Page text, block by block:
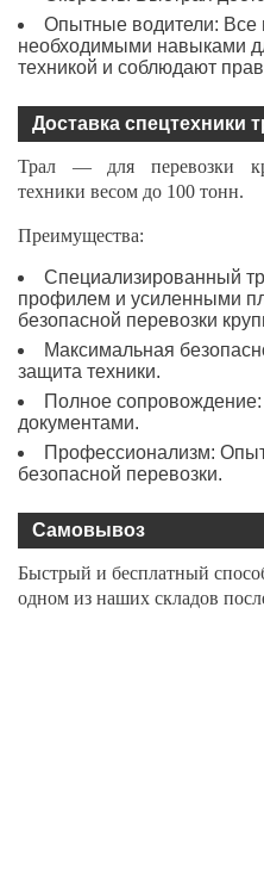
Опытные водители: Все
необходимыми навыками
техникой и соблюдают
Доставка спецтехники
Трал — для перевозки
техники весом до 100 тонн.
Преимущества:
Специализированный
профилем и усиленными
безопасной перевозки
Максимальная
защита техники.
Полное
документами.
Профессионализм:
безопасной перевозки.
Самовывоз
Быстрый и бесплатный
одном из наших складов